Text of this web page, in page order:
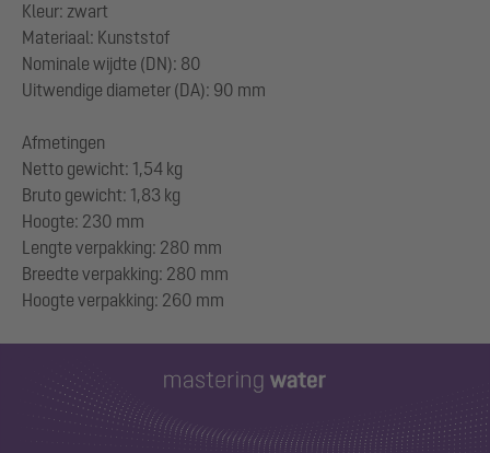
Kleur: zwart
Materiaal: Kunststof
Nominale wijdte (DN): 80
Uitwendige diameter (DA): 90 mm
Afmetingen
Netto gewicht: 1,54 kg
Bruto gewicht: 1,83 kg
Hoogte: 230 mm
Lengte verpakking: 280 mm
Breedte verpakking: 280 mm